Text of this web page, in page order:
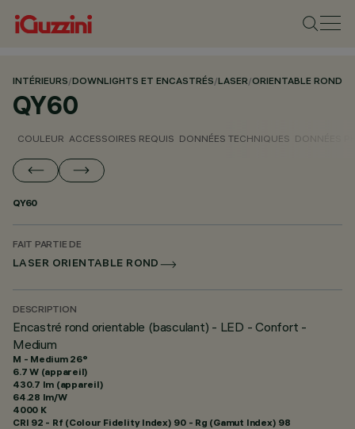
INTÉRIEURS/DOWNLIGHTS ET ENCASTRÉS/LASER/ORIENTABLE ROND
QY60
COULEUR ACCESSOIRES REQUIS DONNÉES TECHNIQUES DONNÉES
QY60
FAIT PARTIE DE
LASER ORIENTABLE ROND
DESCRIPTION
Encastré rond orientable (basculant) - LED - Confort -
Medium
M - Medium 26°
6.7 W (appareil)
430.7 lm (appareil)
64.28 lm/W
4000 K
CRI 92 - Rf (Colour Fidelity Index) 90 - Rg (Gamut Index) 98